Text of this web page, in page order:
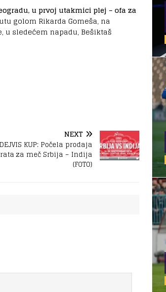
u prvoj utakmici plej – ofa za
golom Rikarda Gomeša, na
u sledećem napadu, Bešiktaš
NEXT
DEJVIS KUP: Počela prodaja
za meč Srbija – Indija
(FOTO)